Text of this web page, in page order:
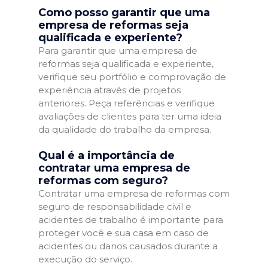
Como posso garantir que uma
empresa de reformas seja
qualificada e experiente?
Para garantir que uma empresa de
reformas seja qualificada e experiente,
verifique seu portfólio e comprovação de
experiência através de projetos
anteriores. Peça referências e verifique
avaliações de clientes para ter uma ideia
da qualidade do trabalho da empresa.
Qual é a importância de
contratar uma empresa de
reformas com seguro?
Contratar uma empresa de reformas com
seguro de responsabilidade civil e
acidentes de trabalho é importante para
proteger você e sua casa em caso de
acidentes ou danos causados durante a
execução do serviço.